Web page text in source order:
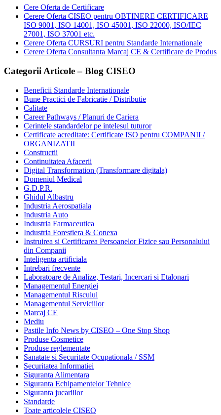
Cere Oferta de Certificare
Cerere Oferta CISEO pentru OBTINERE CERTIFICARE
ISO 9001, ISO 14001, ISO 45001, ISO 22000, ISO/IEC
27001, ISO 37001 etc.
Cerere Oferta CURSURI pentru Standarde Internationale
Cerere Oferta Consultanta Marcaj CE & Certificare de Produs
Categorii Articole – Blog CISEO
Beneficii Standarde Internationale
Bune Practici de Fabricatie / Distributie
Calitate
Career Pathways / Planuri de Cariera
Cerintele standardelor pe intelesul tuturor
Certificate acreditate: Certificate ISO pentru COMPANII /
ORGANIZATII
Constructii
Continuitatea Afacerii
Digital Transformation (Transformare digitala)
Domeniul Medical
G.D.P.R.
Ghidul Albastru
Industria Aerospatiala
Industria Auto
Industria Farmaceutica
Industria Forestiera & Conexa
Instruirea si Certificarea Persoanelor Fizice sau Personalului
din Companii
Inteligenta artificiala
Intrebari frecvente
Laboratoare de Analize, Testari, Incercari si Etalonari
Managementul Energiei
Managementul Riscului
Managementul Serviciilor
Marcaj CE
Mediu
Pastile Info News by CISEO – One Stop Shop
Produse Cosmetice
Produse reglementate
Sanatate si Securitate Ocupationala / SSM
Securitatea Informatiei
Siguranta Alimentara
Siguranta Echipamentelor Tehnice
Siguranta jucariilor
Standarde
Toate articolele CISEO